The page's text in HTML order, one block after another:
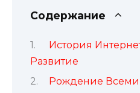
Содержание
История
Развитие
Рождение